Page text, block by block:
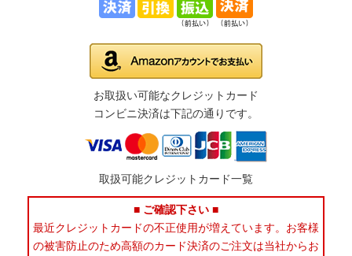
お取扱い可能なクレジットカード
コンビニ決済は下記の通りです。
取扱可能クレジットカード一覧
■ ご確認下さい ■
最近クレジットカードの不正使用が増えています。お客様
の被害防止のため高額のカード決済のご注文は当社からお